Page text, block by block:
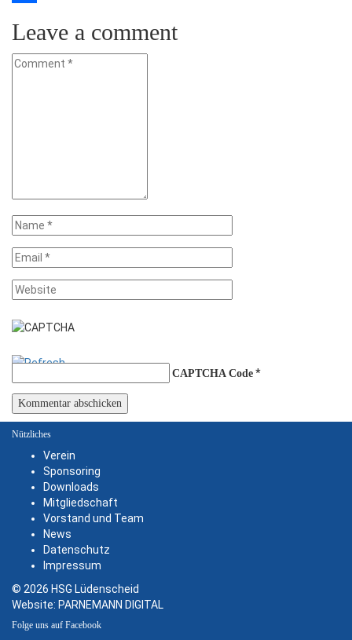
Leave a comment
CAPTCHA Code *
Nützliches
Verein
Sponsoring
Downloads
Mitgliedschaft
Vorstand und Team
News
Datenschutz
Impressum
© 2026 HSG Lüdenscheid
Website: PARNEMANN DIGITAL
Folge uns auf Facebook